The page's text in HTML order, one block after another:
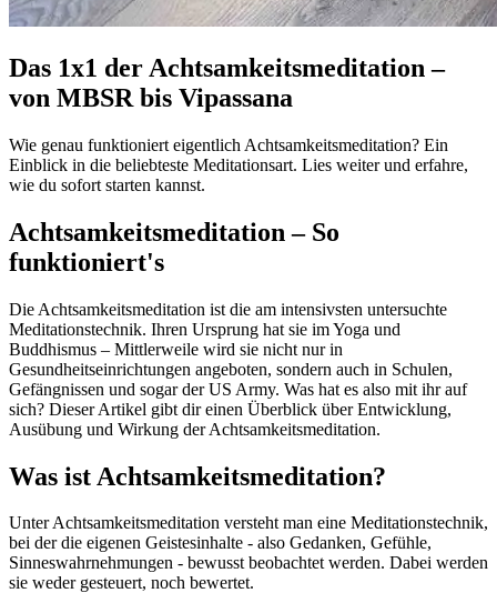
Das 1x1 der Achtsamkeitsmeditation –
von MBSR bis Vipassana
Wie genau funktioniert eigentlich Achtsamkeitsmeditation? Ein
Einblick in die beliebteste Meditationsart. Lies weiter und erfahre,
wie du sofort starten kannst.
Achtsamkeitsmeditation – So
funktioniert's
Die Achtsamkeitsmeditation ist die am intensivsten untersuchte
Meditationstechnik. Ihren Ursprung hat sie im Yoga und
Buddhismus – Mittlerweile wird sie nicht nur in
Gesundheitseinrichtungen angeboten, sondern auch in Schulen,
Gefängnissen und sogar der US Army. Was hat es also mit ihr auf
sich? Dieser Artikel gibt dir einen Überblick über Entwicklung,
Ausübung und Wirkung der Achtsamkeitsmeditation.
Was ist Achtsamkeitsmeditation?
Unter Achtsamkeitsmeditation versteht man eine Meditationstechnik,
bei der die eigenen Geistesinhalte - also Gedanken, Gefühle,
Sinneswahrnehmungen - bewusst beobachtet werden. Dabei werden
sie weder gesteuert, noch bewertet.